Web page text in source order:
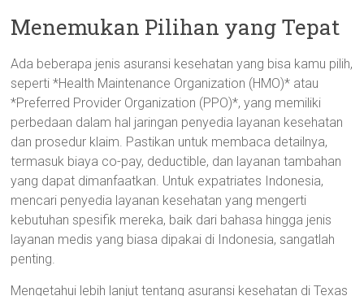
Menemukan Pilihan yang Tepat
Ada beberapa jenis asuransi kesehatan yang bisa kamu pilih,
seperti *Health Maintenance Organization (HMO)* atau
*Preferred Provider Organization (PPO)*, yang memiliki
perbedaan dalam hal jaringan penyedia layanan kesehatan
dan prosedur klaim. Pastikan untuk membaca detailnya,
termasuk biaya co-pay, deductible, dan layanan tambahan
yang dapat dimanfaatkan. Untuk expatriates Indonesia,
mencari penyedia layanan kesehatan yang mengerti
kebutuhan spesifik mereka, baik dari bahasa hingga jenis
layanan medis yang biasa dipakai di Indonesia, sangatlah
penting.
Mengetahui lebih lanjut tentang asuransi kesehatan di Texas